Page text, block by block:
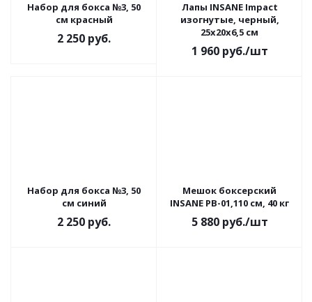
Набор для бокса №3, 50
см красный
2 250 руб.
Лапы INSANE Impact
изогнутые, черный,
25х20х6,5 см
1 960руб./шт
Набор для бокса №3, 50
см синий
2 250 руб.
Мешок боксерский
INSANE PB-01,110 см, 40 кг
5 880руб./шт